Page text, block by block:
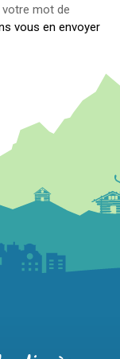
votre mot de
vous en envoyer